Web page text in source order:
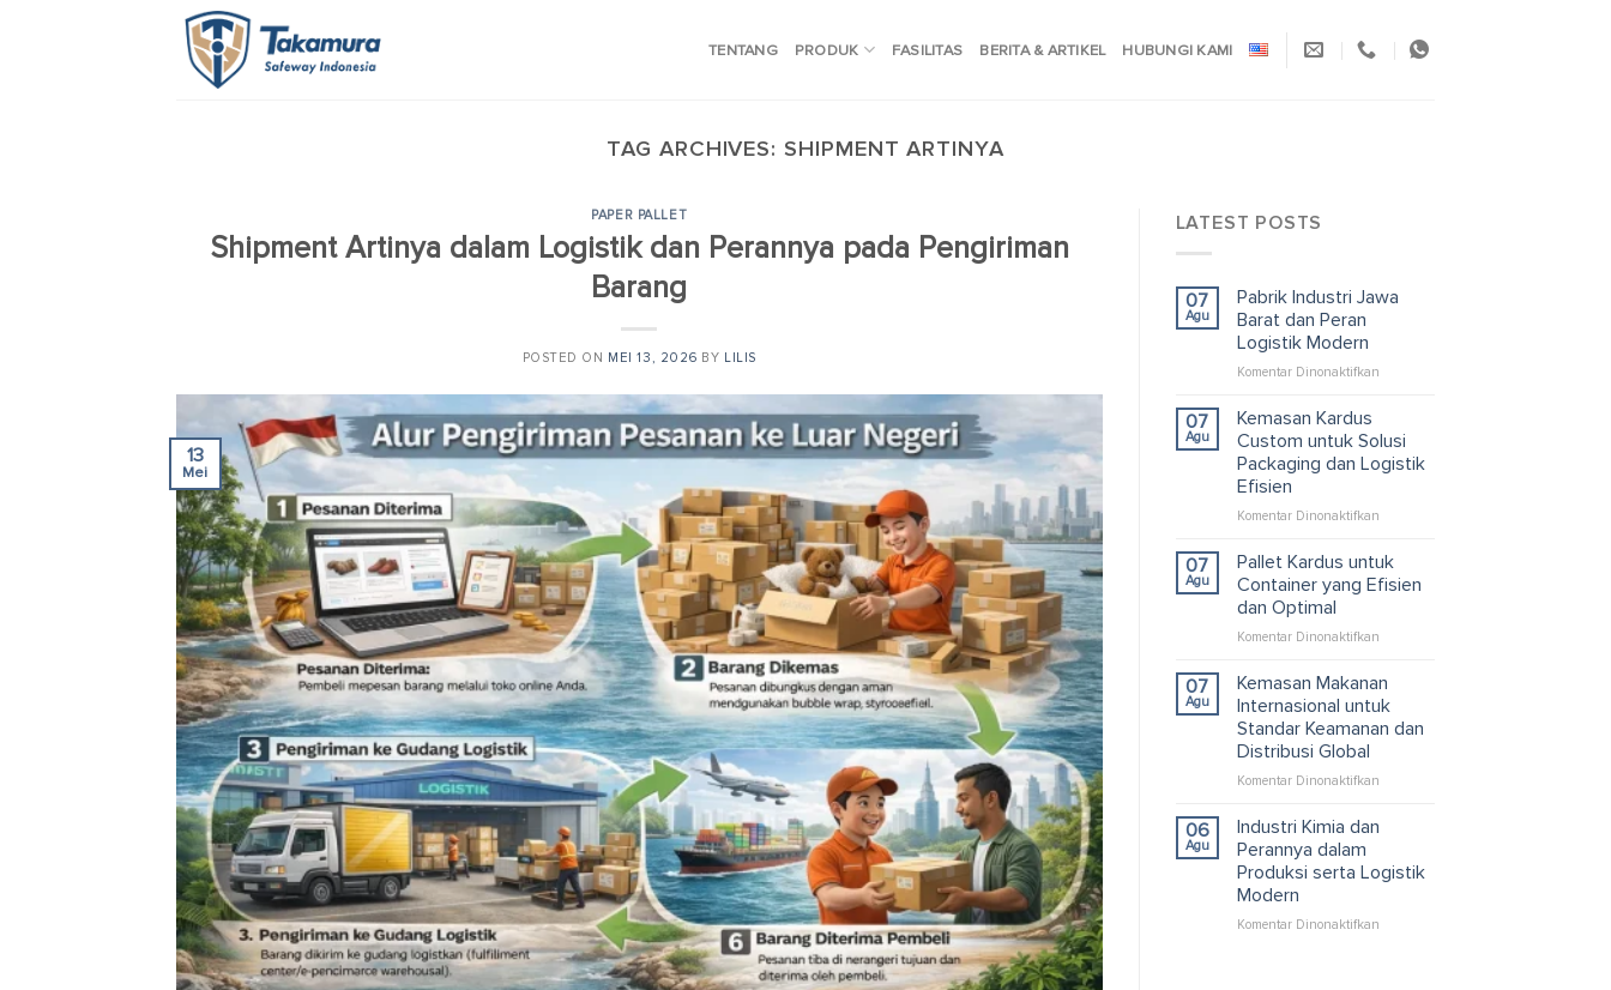
TENTANG PRODUK FASILITAS BERITA & ARTIKEL HUBUNGI KAMI
TAG ARCHIVES:SHIPMENT ARTINYA
PAPER PALLET
Shipment Artinya dalam Logistik dan Perannya pada Pengiriman
Barang
POSTED ON MEI 13, 2026 BY LILIS
13
Mei
LATEST POSTS
07
Agu
Pabrik Industri Jawa
Barat dan Peran
Logistik Modern
Komentar Dinonaktifkanpada
Jawa
Barat
dan
Logistik
07
Agu
Kemasan Kardus
Custom untuk Solusi
Packaging dan Logistik
Efisien
Komentar Dinonaktifkanpada
Kardus
Custom
untuk
Packaging
Logistik
Efisien
07
Agu
Pallet Kardus untuk
Container yang Efisien
dan Optimal
Komentar Dinonaktifkanpada
Kardus
untuk
Container
yang
dan
07
Agu
Kemasan Makanan
Internasional untuk
Standar Keamanan dan
Distribusi Global
Komentar Dinonaktifkanpada
Makanan
Standar
dan
06
Agu
Industri Kimia dan
Perannya dalam
Produksi serta Logistik
Modern
Komentar Dinonaktifkanpada